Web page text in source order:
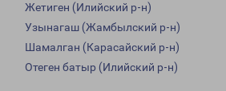
Жетиген (Илийский р-н)
Узынагаш (Жамбылский р-н)
Шамалган (Карасайский р-н)
Отеген батыр (Илийский р-н)